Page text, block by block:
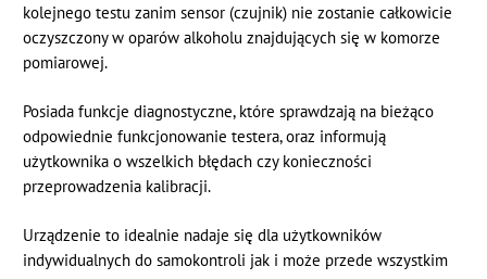
kolejnego testu zanim sensor (czujnik) nie zostanie całkowicie
oczyszczony w oparów alkoholu znajdujących się w komorze
pomiarowej.
Posiada funkcje diagnostyczne, które sprawdzają na bieżąco
odpowiednie funkcjonowanie testera, oraz informują
użytkownika o wszelkich błędach czy konieczności
przeprowadzenia kalibracji.
Urządzenie to idealnie nadaje się dla użytkowników
indywidualnych do samokontroli jak i może przede wszystkim